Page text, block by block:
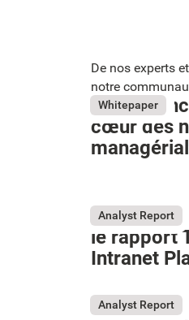
Button Text
De nos experts
notre
May 26, 2026
Whitepaper
cœur des
Analyst Report
LumApps
le rapport
Intranet
Analyst Report
Gartner®